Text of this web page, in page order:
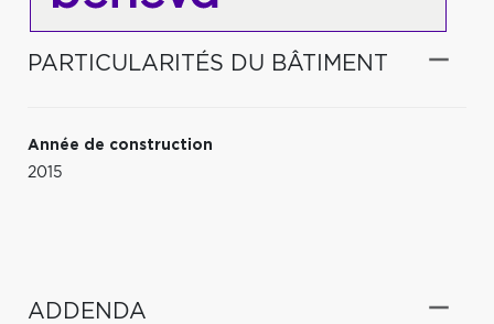
PARTICULARITÉS DU BÂTIMENT
Année de construction
2015
ADDENDA